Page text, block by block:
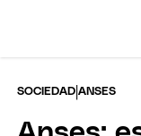
SOCIEDAD |ANSES